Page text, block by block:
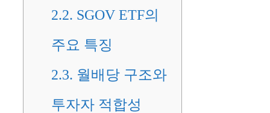
2.2. SGOV ETF의
주요 특징
2.3. 월배당 구조와
투자자 적합성